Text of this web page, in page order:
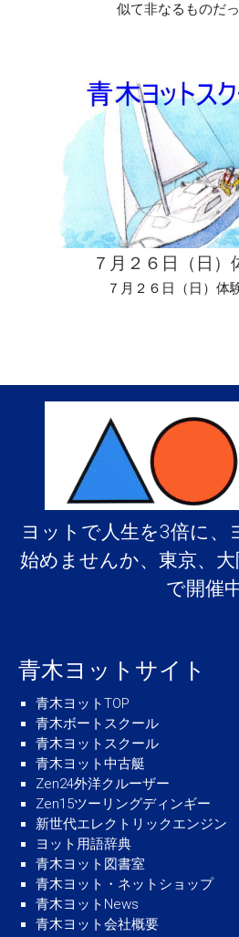
似て非なるものだ
７月２６日（日）
７月２６日（日）体
ヨットで人生を3倍に、
始めませんか、東京、
で開催
青木ヨットサイト
青木ヨットTOP
青木ボートスクール
青木ヨットスクール
青木ヨット中古艇
Zen24外洋クルーザー
Zen15ツーリングディンギー
新世代エレクトリックエンジン
ヨット用語辞典
青木ヨット図書室
青木ヨット・ネットショップ
青木ヨットNews
青木ヨット会社概要